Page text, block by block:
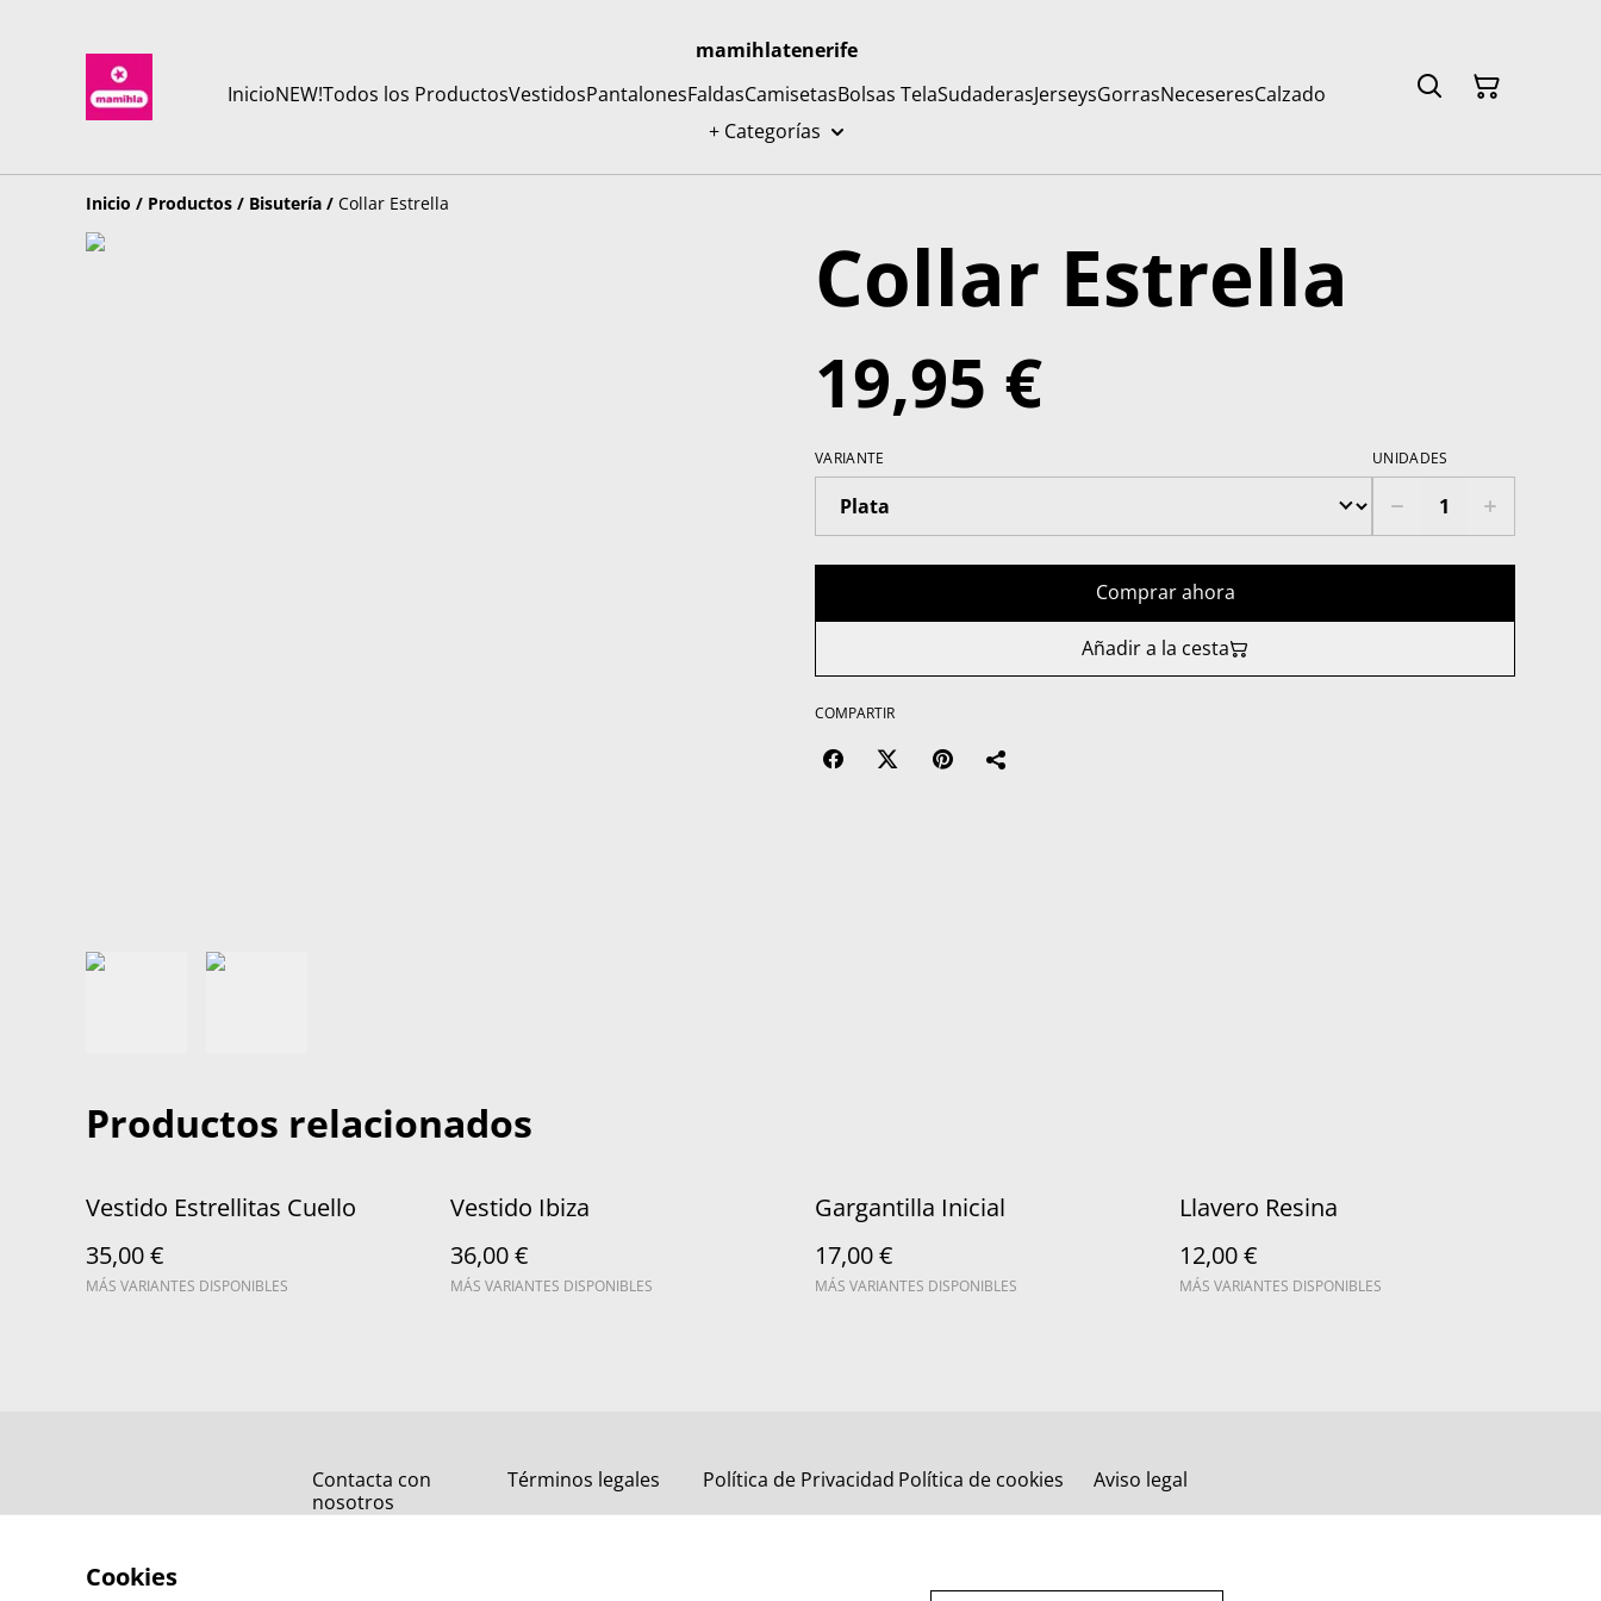
mamihlatenerife
InicioNEW!Todos los ProductosVestidosPantalonesFaldasCamisetasBolsas TelaSudaderasJerseysGorrasNeceseresCalzado
+ Categorías
Inicio / Productos / Bisutería / Collar Estrella
Collar Estrella
19,95 €
VARIANTE UNIDADES
Comprar ahora
Añadir a la cesta
COMPARTIR
Productos relacionados
Vestido Estrellitas Cuello
35,00 €
MÁS VARIANTES DISPONIBLES
Vestido Ibiza
36,00 €
MÁS VARIANTES DISPONIBLES
Gargantilla Inicial
17,00 €
MÁS VARIANTES DISPONIBLES
Llavero Resina
12,00 €
MÁS VARIANTES DISPONIBLES
Contacta con
nosotros
Términos legales Política de Privacidad Política de cookies Aviso legal
Cookies